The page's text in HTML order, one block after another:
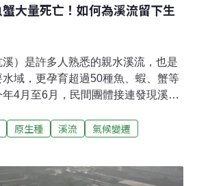
大量死亡！如何為溪流留下生
）是許多人熟悉的親水溪流，也是
域，更孕育超過50種魚、蝦、蟹等
4月至6月，民間團體接連發現溪流
類，也來不及長大，乾死在河床。河
魚蝦每逢枯水期，荒野保護協會宜蘭
不到一公里的河段竟完全中斷，只剩
原生種 溪流
氣候變遷